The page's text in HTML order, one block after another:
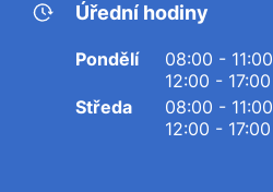
Úřední hodiny
Pondělí
08:00 - 11:00
12:00 - 17:00
Středa
08:00 - 11:00
12:00 - 17:00